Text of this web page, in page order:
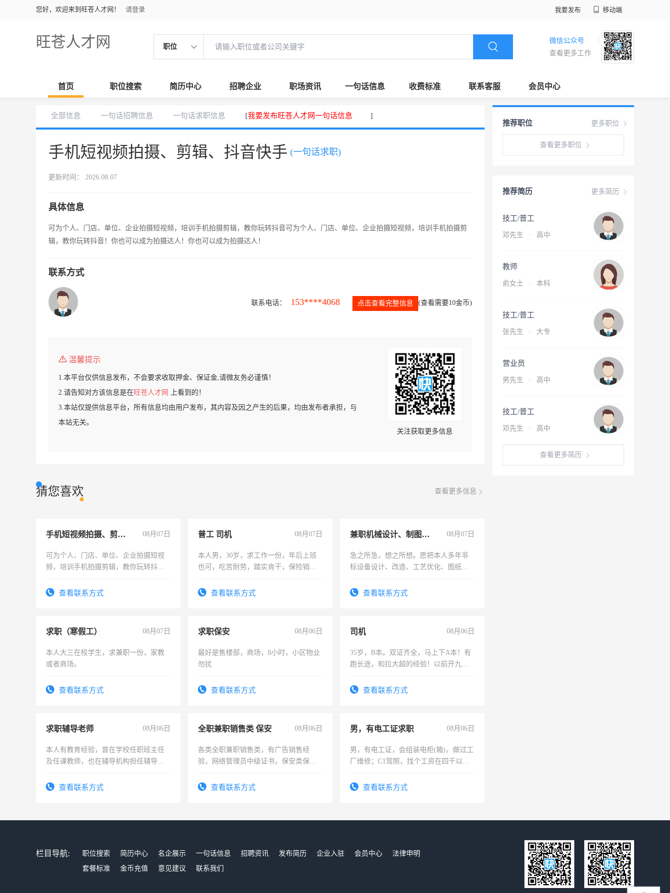
您好，欢迎来到旺苍人才网！ 请登录 我要发布 移动端
旺苍人才网 职位
微信公众号
查看更多工作
首页 职位搜索 简历中心 招聘企业 职场资讯 一句话信息 收费标准 联系客服 会员中心
全部信息 一句话招聘信息 一句话求职信息 [我要发布旺苍人才网一句话信息 ]
手机短视频拍摄、剪辑、抖音快手 (一句话求职)
更新时间： 2026.08.07
具体信息
可为个人、门店、单位、企业拍摄短视频，培训手机拍摄剪辑，教你玩转抖音可为个人、门店、单位、企业拍摄短视频，培训手机拍摄剪
辑，教你玩转抖音！你也可以成为拍摄达人！你也可以成为拍摄达人！
联系方式
联系电话： 153****4068 点击查看完整信息 (查看需要10金币)
温馨提示
1.本平台仅供信息发布，不会要求收取押金、保证金,请微友务必谨慎！
2.请告知对方该信息是在旺苍人才网
上看到的！
3.本站仅提供信息平台，所有信息均由用户发布，其内容及因之产生的后果，均由发布者承担，与
本站无关。
关注获取更多信息
猜您喜欢 查看更多信息
手机短视频拍摄、剪辑、抖音快手 08月07日
可为个人、门店、单位、企业拍摄短视
频，培训手机拍摄剪辑，教你玩转抖音
频，培训手机拍摄剪辑，教你玩转抖
查看联系方式
普工 司机 08月07日
本人男，30岁，求工作一份，年后上班
也可，吃苦耐劳，踏实肯干，保险销售
查看联系方式
兼职机械设计、制图、设备改造 08月07日
急之所急，想之所想。愿把本人多年非
标设备设计、改造、工艺优化、图纸制
结识有识之士，共享未来。
查看联系方式
求职（寒假工） 08月07日
本人大三在校学生，求兼职一份，家教
或者商场。
查看联系方式
求职保安 08月06日
最好是售楼部，商场，8小时，小区物业
勿扰
查看联系方式
司机 08月06日
35岁，B本。双证齐全，马上下A本！有
跑长途，和拉大超的经验！以前开九米
查看联系方式
求职辅导老师 08月06日
本人有教育经验，曾在学校任职班主任
及任课教师，也在辅导机构担任辅导教
查看联系方式
全职兼职销售类 保安 08月06日
各类全职兼职销售类，有广告销售经
验，网络管理员中级证书，保安类保安
有高低压电工证和十几年工作经验
查看联系方式
男，有电工证求职 08月06日
男，有电工证，会组装电柜(箱)，做过工
厂维修；C1驾照，找个工资在四千以
电话查看联系方式
更多职位
推荐职位
查看更多职位
更多简历
推荐简历
技工/普工
邓先生 · 高中
教师
俞女士 · 本科
技工/普工
张先生 · 大专
营业员
男先生 · 高中
技工/普工
邓先生 · 高中
查看更多简历
栏目导航: 职位搜索 简历中心 名企展示 一句话信息 招聘资讯 发布简历 企业入驻 会员中心
法律申明
套餐标准
金币充值 意见建议 联系我们